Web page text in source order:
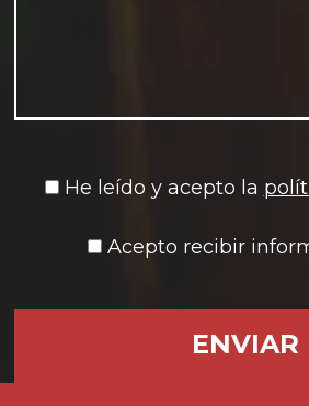
He leído y acepto la
Acepto recibir